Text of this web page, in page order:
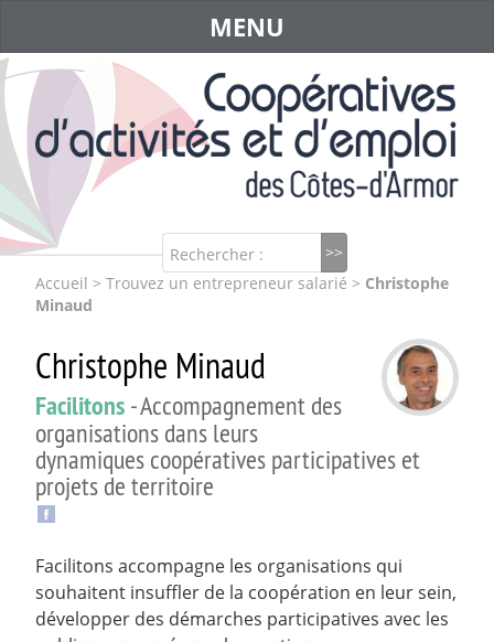
Rechercher :
MENU
Accueil > Trouvez un entrepreneur salarié > Christophe
Minaud
Christophe Minaud
Facilitons - Accompagnement des
organisations dans leurs
dynamiques coopératives participatives et
projets de territoire
Facilitons accompagne les organisations qui
souhaitent insuffler de la coopération en leur sein,
développer des démarches participatives avec les